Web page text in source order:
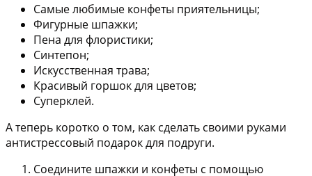
Самые любимые конфеты приятельницы;
Фигурные шпажки;
Пена для флористики;
Синтепон;
Искусственная трава;
Красивый горшок для цветов;
Суперклей.
А теперь коротко о том, как сделать своими руками
антистрессовый подарок для подруги.
Соедините шпажки и конфеты с помощью